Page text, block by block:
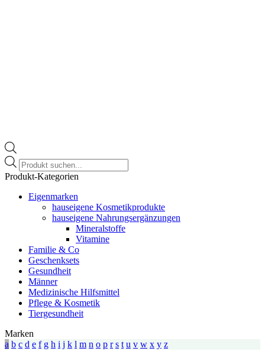
Products
search
Produkt-Kategorien
Eigenmarken
hauseigene Kosmetikprodukte
hauseigene Nahrungsergänzungen
Mineralstoffe
Vitamine
Familie & Co
Geschenksets
Gesundheit
Männer
Medizinische Hilfsmittel
Pflege & Kosmetik
Tiergesundheit
Marken
a b c d e f g h i j k l m n o p r s t u v w x y z